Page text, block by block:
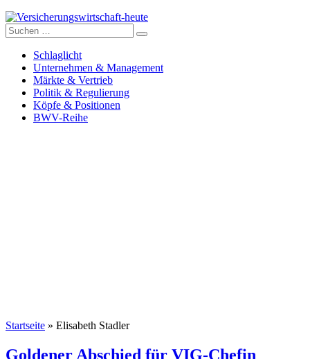
Versicherungswirtschaft-heute
Suche
nach:
Schlaglicht
Unternehmen & Management
Märkte & Vertrieb
Politik & Regulierung
Köpfe & Positionen
BWV-Reihe
Startseite » Elisabeth Stadler
Goldener Abschied für VIG-Chefin